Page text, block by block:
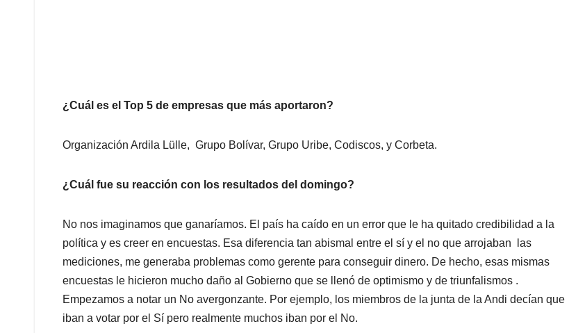
¿Cuál es el Top 5 de empresas que más aportaron?
Organización Ardila Lülle, Grupo Bolívar, Grupo Uribe, Codiscos, y Corbeta.
¿Cuál fue su reacción con los resultados del domingo?
No nos imaginamos que ganaríamos. El país ha caído en un error que le ha quitado credibilidad a la
política y es creer en encuestas. Esa diferencia tan abismal entre el sí y el no que arrojaban las
mediciones, me generaba problemas como gerente para conseguir dinero. De hecho, esas mismas
encuestas le hicieron mucho daño al Gobierno que se llenó de optimismo y de triunfalismos .
Empezamos a notar un No avergonzante. Por ejemplo, los miembros de la junta de la Andi decían que
iban a votar por el Sí pero realmente muchos iban por el No.